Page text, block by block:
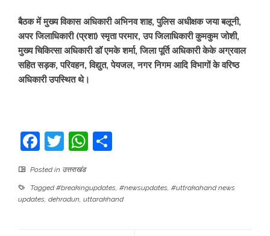
बैठक में मुख्य विकास अधिकारी अभिनव शाह, पुलिस अधीक्षक जया बलूनी,
अपर जिलाधिकारी (प्रशा) स्मृता परमार, उप जिलाधिकारी कुमकुम जोशी,
मुख्य चिकित्सा अधिकारी डॉ एमके शर्मा, जिला पूर्ति अधिकारी केके अग्रवाल
सहित सड़क, परिवहन, विद्युत, पेयजल, नगर निगम आदि विभागों के वरिष्ठ
अधिकारी उपस्थित थे।
Facebook
TwitterWhatsApp
Posted in उत्तराखंड
Tagged#breakingupdates, #newsupdates, #uttrakahand news
updates, dehradun, uttarakhand